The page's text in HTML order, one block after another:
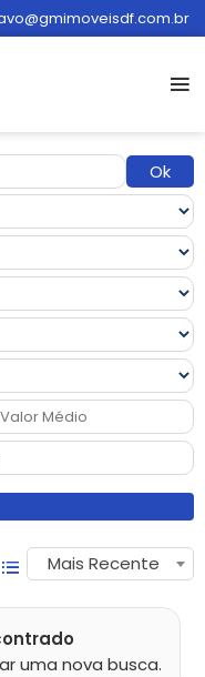
Ok
Mais Recente
uma nova busca.